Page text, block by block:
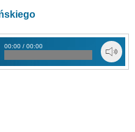
w regionie
00:00 / 00:00